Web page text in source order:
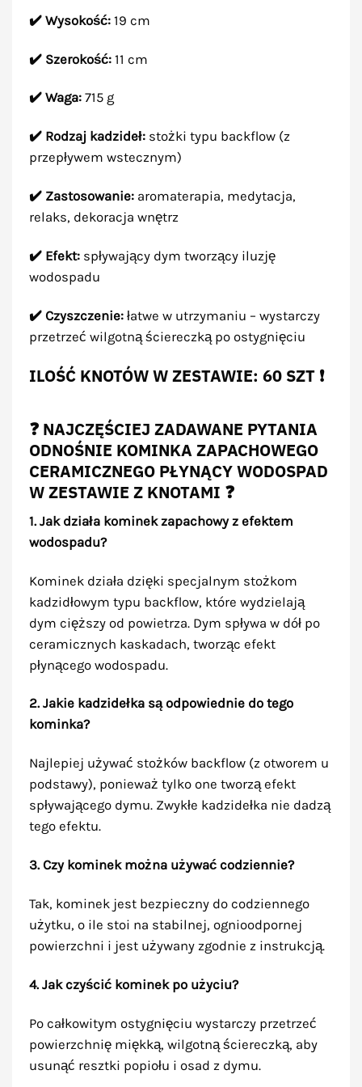
✔️ Wysokość:19 cm
✔️ Szerokość:11 cm
✔️ Waga:715 g
✔️ Rodzaj kadzideł:stożki typu backflow (z
przepływem wstecznym)
✔️ Zastosowanie:aromaterapia, medytacja,
relaks, dekoracja wnętrz
✔️ Efekt:spływający dym tworzący iluzję
wodospadu
✔️ Czyszczenie:łatwe w utrzymaniu – wystarczy
przetrzeć wilgotną ściereczką po ostygnięciu
ILOŚĆ KNOTÓW W ZESTAWIE: 60 SZT ❗
❓ NAJCZĘŚCIEJ ZADAWANE PYTANIA
ODNOŚNIE KOMINKA ZAPACHOWEGO
CERAMICZNEGO PŁYNĄCY WODOSPAD
W ZESTAWIE Z KNOTAMI ❓
1. Jak działa kominek zapachowy z efektem
wodospadu?
Kominek działa dzięki specjalnym stożkom
kadzidłowym typu backflow, które wydzielają
dym cięższy od powietrza. Dym spływa w dół po
ceramicznych kaskadach, tworząc efekt
płynącego wodospadu.
2. Jakie kadzidełka są odpowiednie do tego
kominka?
Najlepiej używać stożków backflow (z otworem u
podstawy), ponieważ tylko one tworzą efekt
spływającego dymu. Zwykłe kadzidełka nie dadzą
tego efektu.
3. Czy kominek można używać codziennie?
Tak, kominek jest bezpieczny do codziennego
użytku, o ile stoi na stabilnej, ognioodpornej
powierzchni i jest używany zgodnie z instrukcją.
4. Jak czyścić kominek po użyciu?
Po całkowitym ostygnięciu wystarczy przetrzeć
powierzchnię miękką, wilgotną ściereczką, aby
usunąć resztki popiołu i osad z dymu.